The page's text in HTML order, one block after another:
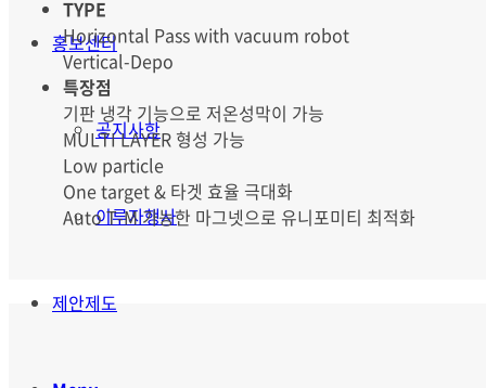
홍보센터
공지사항
이루자행사
제안제도
TYPE
Horizontal Pass with vacuum robot
Vertical-Depo
특장점
기판 냉각 기능으로 저온성막이 가능
MULTI LAYER 형성 가능
Low particle
One target & 타겟 효율 극대화
Auto T-M 가능한 마그넷으로 유니포미티 최적화